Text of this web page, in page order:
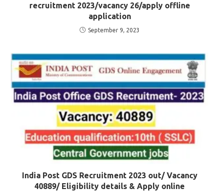
recruitment 2023/vacancy 26/apply offline
application
September 9, 2023
India Post GDS Recruitment 2023 out/ Vacancy
40889/ Eligibility details & Apply online